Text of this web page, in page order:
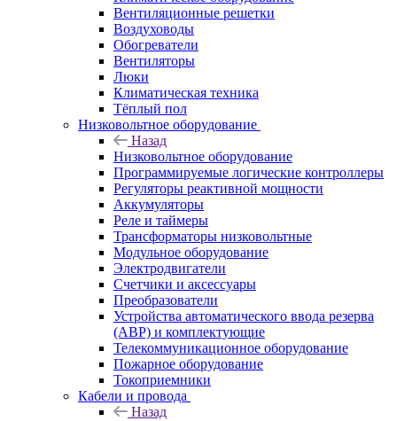
Вентиляционные решетки
Воздуховоды
Обогреватели
Вентиляторы
Люки
Климатическая техника
Тёплый пол
Низковольтное оборудование
Назад
Низковольтное оборудование
Программируемые логические контроллеры
Регуляторы реактивной мощности
Аккумуляторы
Реле и таймеры
Трансформаторы низковольтные
Модульное оборудование
Электродвигатели
Счетчики и аксессуары
Преобразователи
Устройства автоматического ввода резерва
(АВР) и комплектующие
Телекоммуникационное оборудование
Пожарное оборудование
Токоприемники
Кабели и провода
Назад